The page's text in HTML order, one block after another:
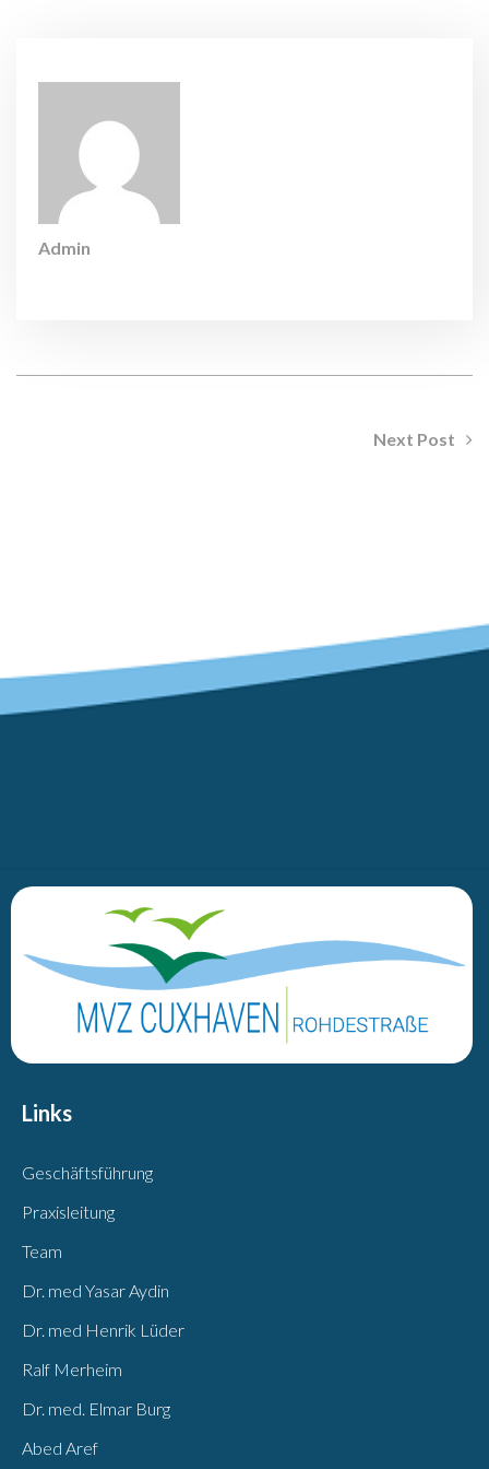
Admin
Next Post
Links
Geschäftsführung
Praxisleitung
Team
Dr. med Yasar Aydin
Dr. med Henrik Lüder
Ralf Merheim
Dr. med. Elmar Burg
Abed Aref